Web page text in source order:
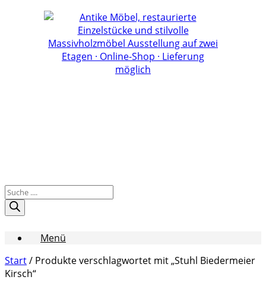
Products
search
Menü
Start/ Produkte verschlagwortet mit „Stuhl Biedermeier
Kirsch“